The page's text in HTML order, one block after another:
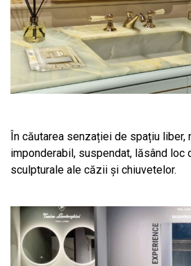
În căutarea senzației de spațiu liber,
imponderabil, suspendat, lăsând loc
sculpturale ale căzii și chiuvetelor.